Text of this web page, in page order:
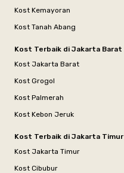
Kost Kemayoran
Kost Tanah Abang
Kost Terbaik di Jakarta Barat
Kost Jakarta Barat
Kost Grogol
Kost Palmerah
Kost Kebon Jeruk
Kost Terbaik di Jakarta Timur
Kost Jakarta Timur
Kost Cibubur